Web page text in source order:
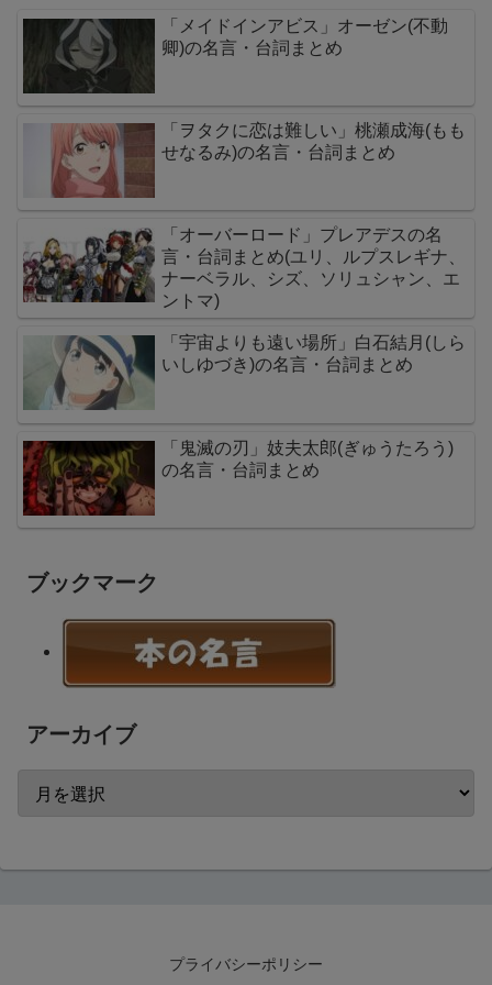
「メイドインアビス」オーゼン(不動
卿)の名言・台詞まとめ
「ヲタクに恋は難しい」桃瀬成海(もも
せなるみ)の名言・台詞まとめ
「オーバーロード」プレアデスの名
言・台詞まとめ(ユリ、ルプスレギナ、
ナーベラル、シズ、ソリュシャン、エ
ントマ)
「宇宙よりも遠い場所」白石結月(しら
いしゆづき)の名言・台詞まとめ
「鬼滅の刃」妓夫太郎(ぎゅうたろう)
の名言・台詞まとめ
ブックマーク
アーカイブ
プライバシーポリシー